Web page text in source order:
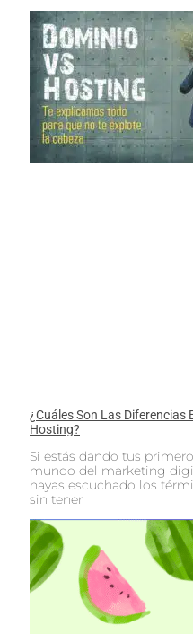
¿Cuáles Son Las Diferencias
Hosting?
Si estás dando tus
mundo del marketing
hayas escuchado los
sin tener